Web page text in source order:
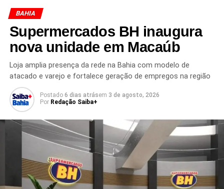
escritores, lançamentos de livros, oficinas, saraus,
contações de histórias, exposições, apresentações
musicais e atividades especiais para crianças e
jovens. A iniciativa busca aproximar o público da
Além do impacto cultural, a Flipelô também fortalece a
economia local ao atrair visitantes para o Pelourinho,
beneficiando hotéis, restaurantes, bares, lojas e
empreendedores da região.
como um importante impulsionador do turismo
cultural em Salvador, promovendo o Centro Histórico
como referência nacional em arte, literatura e patrimônio.
Com uma programação ampla e acessível, a festa
reafirma seu compromisso com a democratização da
BAHIA
Supermercados BH inaugura
nova unidade em Macaúb
Loja amplia presença da rede na Bahia com modelo de
atacado e varejo e fortalece geração de empregos na região
Postado 6 dias atrásem 3 de agosto, 2026
Por Redação Saiba+